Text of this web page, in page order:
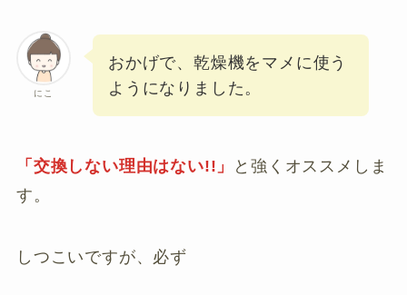
にこ
おかげで、乾燥機をマメに使う
ようになりました。
「交換しない理由はない!!」
と強くオススメしま
す。
しつこいですが、必ず